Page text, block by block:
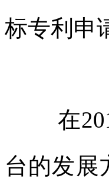
标专利申
在
台的发展